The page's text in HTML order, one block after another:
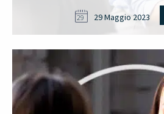
29 29 Maggio 2023